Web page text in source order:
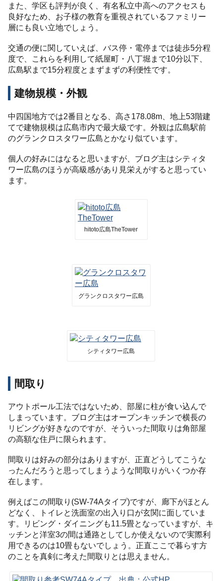
また、学区も評判が良く、有名私立中高へのアクセスも
良好なため、お子様の教育を重視されているファミリー
層にも良い立地でしょう。
交通の便に関していえば、バス停・電停までは徒歩5分程
度で、これらを利用して紙屋町・八丁堀まで10分以下、
広島駅まで15分程度とまずまずの利便性です。
建物規模・外観
中四国地方では2番目となる、高さ178.08m、地上53階建
てで建物規模は広島市内で最大級です。外観は広島駅前
のグランクロスタワー広島とかなり似ています。
個人の好みにはなると思いますが、ブログ主はシティタ
ワー広島のほうが高級感があり見栄えがすると思ってい
ます。
hitoto広島TheTower
グランクロスタワー広島
シティタワー広島
間取り
アウトポール工法ではないため、部屋に柱が食い込んで
しまっています。ブログ主はオープンキッチンで横長の
リビングが好きなのですが、そういった間取りは角部屋
の高額な住戸に限られます。
間取りは好みの部分はありますが、正直どうしてこうな
ったんだろうと思ってしまうような間取りがいくつか存
在します。
例えばこの間取り(SW-74Aタイプ)ですが、廊下がほとん
どなく、トイレと洗面室の出入り口が玄関に面していま
す。リビング・ダイニングも11.5畳となっていますが、キ
ッチンと洋室3の間は通路としてしか使えないので実際利
用できるのは10畳もないでしょう。正直ここで暮らす方
のことを真剣に考えた間取りとは思えません。